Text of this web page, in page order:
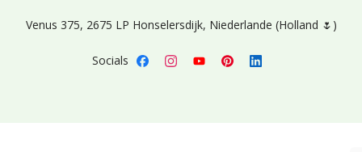
Venus 375, 2675 LP Honselersdijk, Niederlande (Holland 🌷)
Socials